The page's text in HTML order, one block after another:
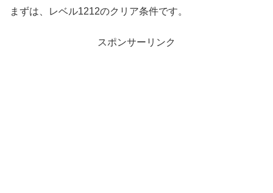
まずは、レベル1212のクリア条件です。
スポンサーリンク